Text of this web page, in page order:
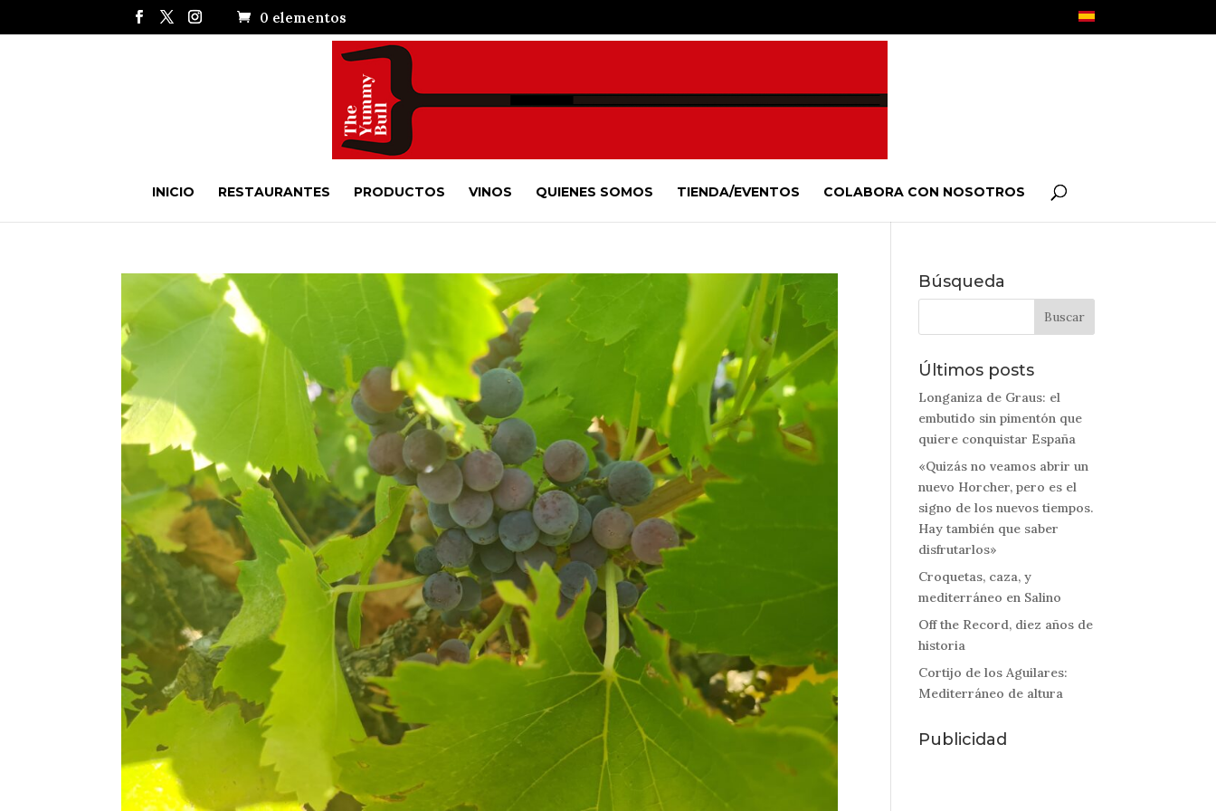
0 elementos
INICIO RESTAURANTES PRODUCTOS VINOS QUIENES SOMOS TIENDA/EVENTOS COLABORA CON NOSOTROS
Búsqueda
Últimos posts
Longaniza de Graus: el
embutido sin pimentón que
quiere conquistar España
«Quizás no veamos abrir un
nuevo Horcher, pero es el
signo de los nuevos tiempos.
Hay también que saber
disfrutarlos»
Croquetas, caza, y
mediterráneo en Salino
Off the Record, diez años de
historia
Cortijo de los Aguilares:
Mediterráneo de altura
Publicidad